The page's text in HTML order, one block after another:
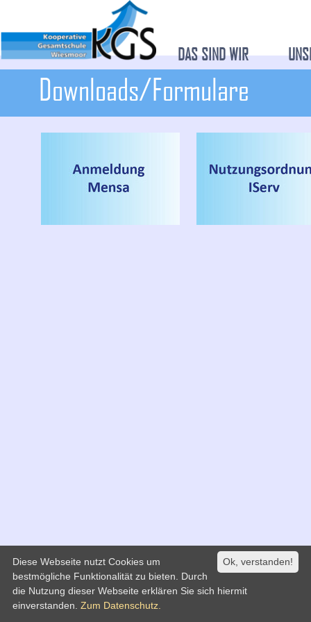
DAS SIND WIR
Downloads/Formulare
Ok, verstanden!
Diese Webseite nutzt Cookies um
bestmögliche Funktionalität zu bieten. Durch
die Nutzung dieser Webseite erklären Sie sich hiermit
einverstanden. Zum Datenschutz.